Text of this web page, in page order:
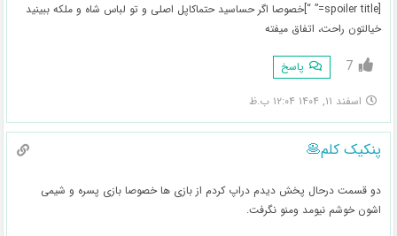
[spoiler title=” “]خصوصا اگر حساسید حتماکاپل اصلی و تو لباس شاه و ملکه ببینید
خیالتون راحت، اتفاق میفته
7 پاسخ
اسفند ۱۱, ۱۴۰۴ ۱۲:۰۴ ب.ظ
پنکیک کلم🥞
دو قسمت درحال پخش دیدم دراپ کردم از بازی ها خصوصا بازی پسره و شیمی
اشون خوشم نیومد ومنو نگرفت‌.